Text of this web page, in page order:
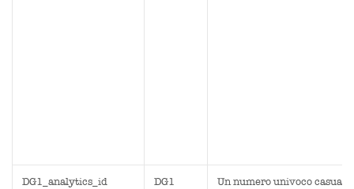
DG1_analytics_id
DG1
Un numero univoco casuale